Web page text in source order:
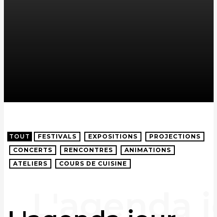
TOUT FESTIVALS EXPOSITIONS
PROJECTIONS
CONCERTS
RENCONTRES
ANIMATIONS
ATELIERS
COURS DE CUISINE